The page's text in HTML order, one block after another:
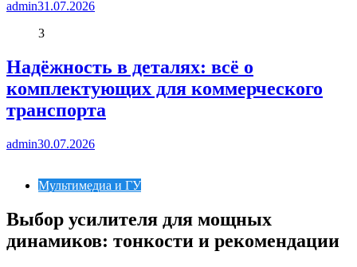
admin31.07.2026
3
Надёжность в деталях: всё о
комплектующих для коммерческого
транспорта
admin30.07.2026
Мультимедиа и ГУ
Выбор усилителя для мощных
динамиков: тонкости и рекомендации